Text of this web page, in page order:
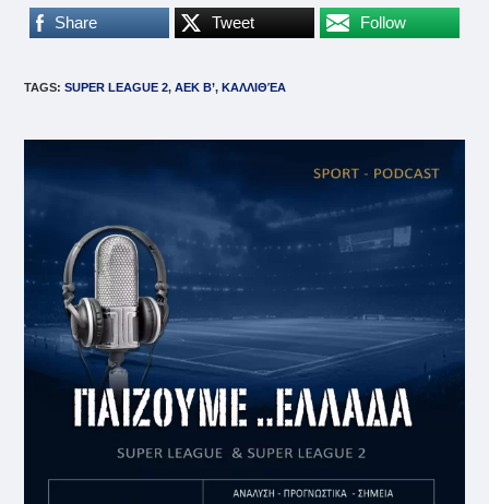
Share Tweet Follow
TAGS:SUPER LEAGUE 2, ΑΕΚ Β’, ΚΑΛΛΙΘΈΑ